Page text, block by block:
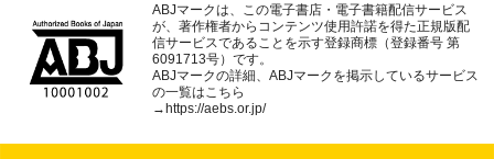
ABJマークは、この電子書店・電子書籍配信サービス
が、著作権者からコンテンツ使用許諾を得た正規版配
信サービスであることを示す登録商標（登録番号 第
6091713号）です。
ABJマークの詳細、ABJマークを掲示しているサービス
の一覧はこちら
→https://aebs.or.jp/